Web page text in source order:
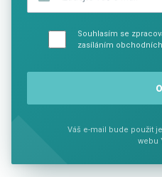
Souhlasím se
zasíláním
Váš e-mail bude použit
webu